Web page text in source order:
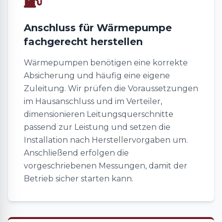
Anschluss für Wärmepumpe
fachgerecht herstellen
Wärmepumpen benötigen eine korrekte
Absicherung und häufig eine eigene
Zuleitung. Wir prüfen die Voraussetzungen
im Hausanschluss und im Verteiler,
dimensionieren Leitungsquerschnitte
passend zur Leistung und setzen die
Installation nach Herstellervorgaben um.
Anschließend erfolgen die
vorgeschriebenen Messungen, damit der
Betrieb sicher starten kann.